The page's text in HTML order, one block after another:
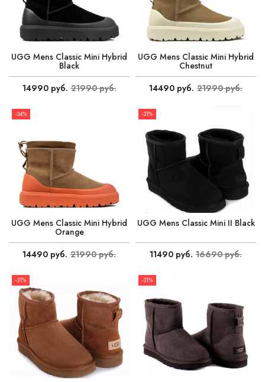
UGG Mens Classic Mini Hybrid
Black
14990 руб. 21990 руб.
UGG Mens Classic Mini Hybrid
Chestnut
14490 руб. 21990 руб.
-34%
UGG Mens Classic Mini Hybrid
Orange
14490 руб. 21990 руб.
-31%
UGG Mens Classic Mini II Black
11490 руб. 16690 руб.
-31% -31%